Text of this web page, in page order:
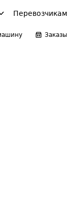
Перевозчикам
Заказы